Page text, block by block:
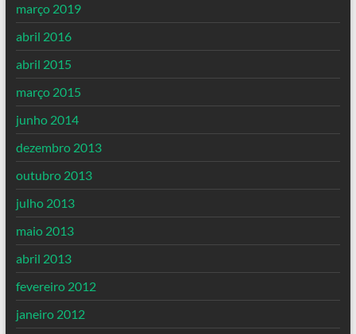
março 2019
abril 2016
abril 2015
março 2015
junho 2014
dezembro 2013
outubro 2013
julho 2013
maio 2013
abril 2013
fevereiro 2012
janeiro 2012